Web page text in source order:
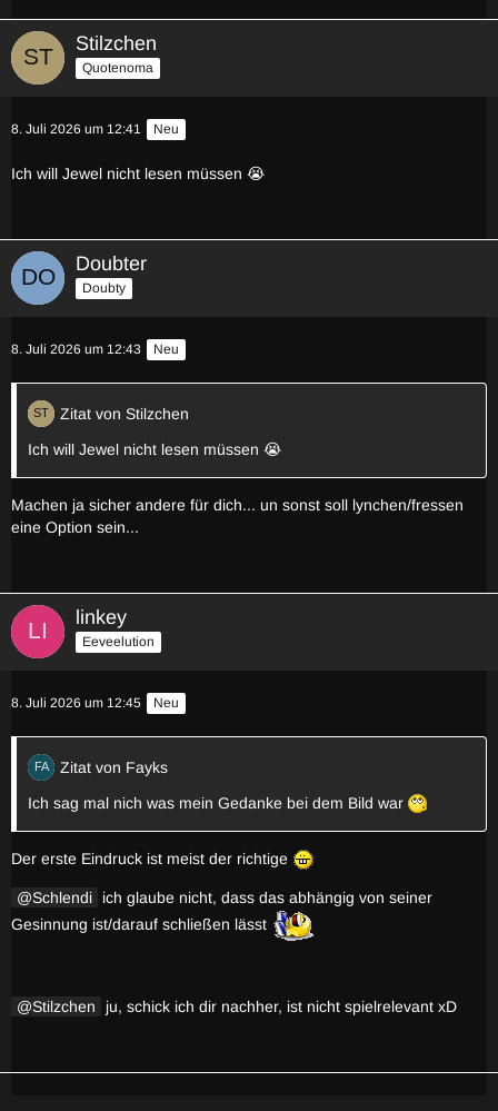
Stilzchen
Quotenoma
8. Juli 2026 um 12:41 Neu
Ich will Jewel nicht lesen müssen 😭
Doubter
Doubty
8. Juli 2026 um 12:43 Neu
Zitat von Stilzchen
Ich will Jewel nicht lesen müssen 😭
Machen ja sicher andere für dich... un sonst soll lynchen/fressen
eine Option sein...
linkey
Eeveelution
8. Juli 2026 um 12:45 Neu
Zitat von Fayks
Ich sag mal nich was mein Gedanke bei dem Bild war
Der erste Eindruck ist meist der richtige
Schlendi
ich glaube nicht, dass das abhängig von seiner
Gesinnung ist/darauf schließen lässt
Stilzchen ju, schick ich dir nachher, ist nicht spielrelevant xD